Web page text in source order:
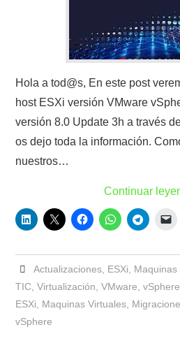
Hola a tod@s, En este post
host ESXi versión VMware
versión 8.0 Update 3h a través
os dejo toda la información.
nuestros…
Continuar
Actualizaciones, ESXi Maquinas
TIC ,Virtualización ,VMware ,vSphere
ESXi
Maquinas Virtuales
vSphere